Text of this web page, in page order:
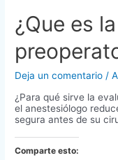
¿Que es
Deja un comentario /
¿Para qué sirve la
el anestesiólogo
segura antes de su
Comparte esto: